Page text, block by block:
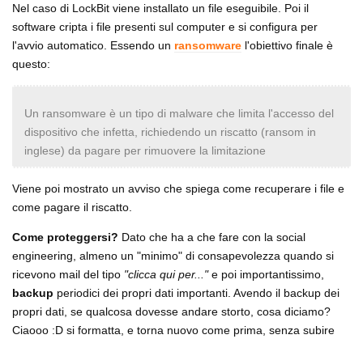
Nel caso di LockBit viene installato un file eseguibile. Poi il
software cripta i file presenti sul computer e si configura per
l'avvio automatico. Essendo un ransomware l'obiettivo finale è
questo:
Un ransomware è un tipo di malware che limita l'accesso del
dispositivo che infetta, richiedendo un riscatto (ransom in
inglese) da pagare per rimuovere la limitazione
Viene poi mostrato un avviso che spiega come recuperare i file e
come pagare il riscatto.
Come proteggersi? Dato che ha a che fare con la social
engineering, almeno un "minimo" di consapevolezza quando si
ricevono mail del tipo "clicca qui per..."e poi importantissimo,
backup periodici dei propri dati importanti. Avendo il backup dei
propri dati, se qualcosa dovesse andare storto, cosa diciamo?
Ciaooo :D si formatta, e torna nuovo come prima, senza subire